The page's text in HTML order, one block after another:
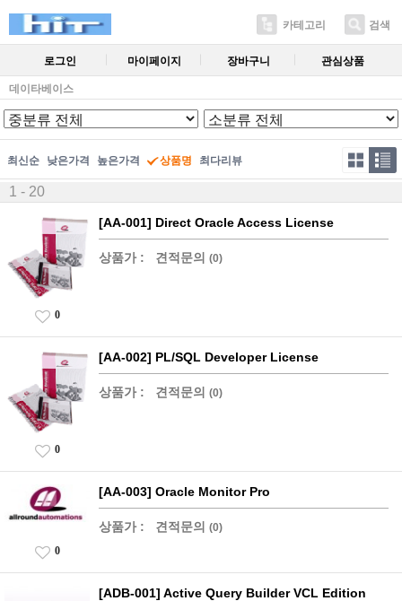
카테고리 검색
로그인 마이페이지 장바구니 관심상품
데이타베이스
최신순 낮은가격 높은가격 상품명 최다리뷰
1 - 20
[AA-001] Direct Oracle Access License
상품가 : 견적문의 (0)
0
[AA-002] PL/SQL Developer License
상품가 : 견적문의 (0)
0
[AA-003] Oracle Monitor Pro
상품가 : 견적문의 (0)
0
[ADB-001] Active Query Builder VCL Edition